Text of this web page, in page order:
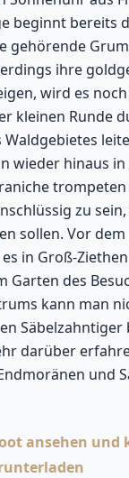
beginnt bereits
gehörende
ihre
wird es
kleinen Runde
Waldgebietes
wieder hinaus
zu
sollen. Vor
in Groß-
Garten des
kann man
Säbelzahntiger
darüber
und
ansehen und